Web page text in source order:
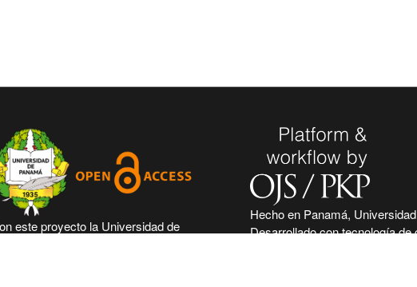
este proyecto la Universidad de
Hecho en Panamá,
Desarrollado con tecnología de